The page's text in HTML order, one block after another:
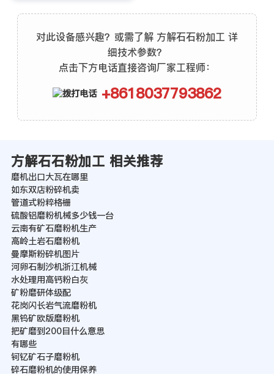
对此设备感兴趣？或需了解 方解石石粉加工 详
细技术参数？
点击下方电话直接咨询厂家工程师：
+8618037793862
方解石石粉加工 相关推荐
磨机出口大瓦在哪里
如东双店粉碎机卖
管道式粉粹格栅
硫酸铝磨粉机械多少钱一台
云南有矿石磨粉机生产
高岭土岩石磨粉机
曼摩斯粉碎机图片
河卵石制沙机浙江机械
水处理用高钙粉白灰
矿粉磨研体级配
花岗闪长岩气流磨粉机
黑钨矿欧版磨粉机
把矿磨到200目什么意思
有哪些
钶钇矿石子磨粉机
碎石磨粉机的使用保养